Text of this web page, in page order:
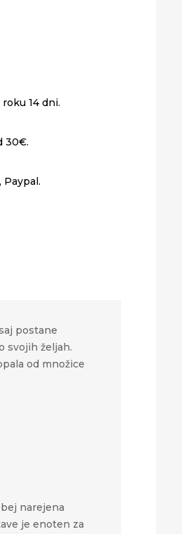
14 dni.
30€.
postane
svojih željah.​​
od množice
narejena
je enoten za